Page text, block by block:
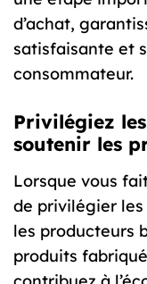
d’achat,
satisfaisante et
consommateur.
Privilégiez
soutenir les
Lorsque vous
de privilégier
les producteurs
produits